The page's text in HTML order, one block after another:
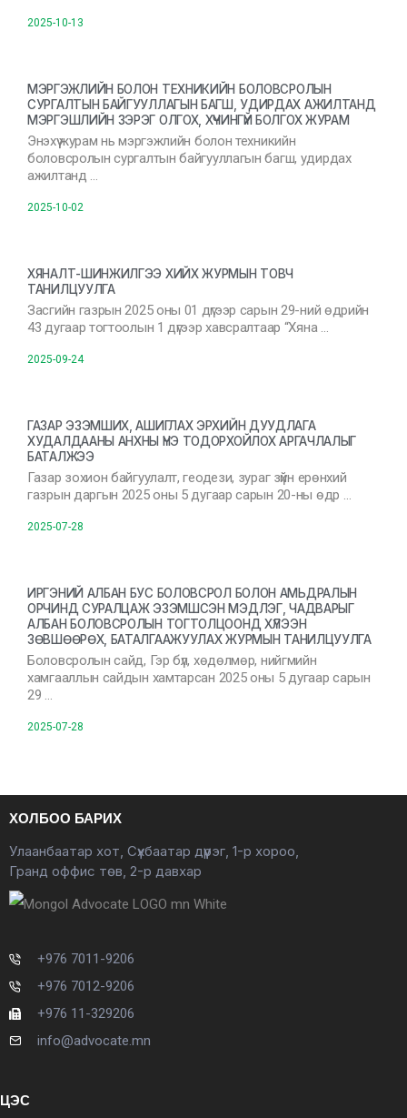
2025-10-13
МЭРГЭЖЛИЙН БОЛОН ТЕХНИКИЙН БОЛОВСРОЛЫН
СУРГАЛТЫН БАЙГУУЛЛАГЫН БАГШ, УДИРДАХ АЖИЛТАНД
МЭРГЭШЛИЙН ЗЭРЭГ ОЛГОХ, ХҮЧИНГҮЙ БОЛГОХ ЖУРАМ
Энэхүү журам нь мэргэжлийн болон техникийн
боловсролын сургалтын байгууллагын багш, удирдах
ажилтанд …
2025-10-02
ХЯНАЛТ-ШИНЖИЛГЭЭ ХИЙХ ЖУРМЫН ТОВЧ
ТАНИЛЦУУЛГА
Засгийн газрын 2025 оны 01 дүгээр сарын 29-ний өдрийн
43 дугаар тогтоолын 1 дүгээр хавсралтаар “Хяна …
2025-09-24
ГАЗАР ЭЗЭМШИХ, АШИГЛАХ ЭРХИЙН ДУУДЛАГА
ХУДАЛДААНЫ АНХНЫ ҮНЭ ТОДОРХОЙЛОХ АРГАЧЛАЛЫГ
БАТАЛЖЭЭ
Газар зохион байгуулалт, геодези, зураг зүйн ерөнхий
газрын даргын 2025 оны 5 дугаар сарын 20-ны өдр …
2025-07-28
ИРГЭНИЙ АЛБАН БУС БОЛОВСРОЛ БОЛОН АМЬДРАЛЫН
ОРЧИНД СУРАЛЦАЖ ЭЗЭМШСЭН МЭДЛЭГ, ЧАДВАРЫГ
АЛБАН БОЛОВСРОЛЫН ТОГТОЛЦООНД ХҮЛЭЭН
ЗӨВШӨӨРӨХ, БАТАЛГААЖУУЛАХ ЖУРМЫН ТАНИЛЦУУЛГА
Боловсролын сайд, Гэр бүл, хөдөлмөр, нийгмийн
хамгааллын сайдын хамтарсан 2025 оны 5 дугаар сарын
29 …
2025-07-28
ХОЛБОО БАРИХ
Улаанбаатар хот, Сүхбаатар дүүрэг, 1-р хороо,
Гранд оффис төв, 2-р давхар
+976 7011-9206
+976 7012-9206
+976 11-329206
info@advocate.mn
ЦЭС